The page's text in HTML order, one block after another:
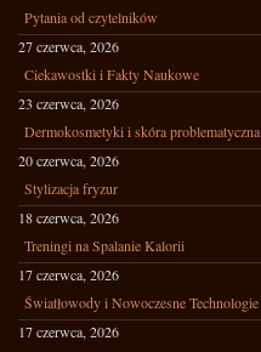
Pytania od czytelników
27 czerwca, 2026
Ciekawostki i Fakty Naukowe
23 czerwca, 2026
Dermokosmetyki i skóra problematyczna
20 czerwca, 2026
Stylizacja fryzur
18 czerwca, 2026
Treningi na Spalanie Kalorii
17 czerwca, 2026
Światłowody i Nowoczesne Technologie
17 czerwca, 2026